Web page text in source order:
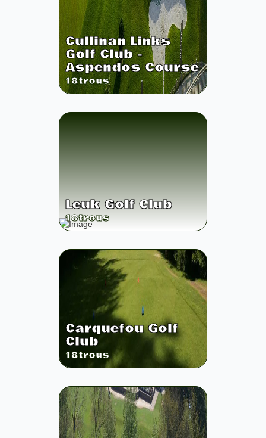
Cullinan Links
Golf Club -
Aspendos Course
18trous
Leuk Golf Club
18trous
Carquefou Golf
Club
18trous